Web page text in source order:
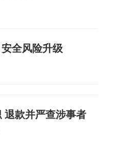
全风险升级
退款并严查涉事者